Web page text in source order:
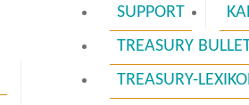
SUPPORT
TREASURY
TREASURY-